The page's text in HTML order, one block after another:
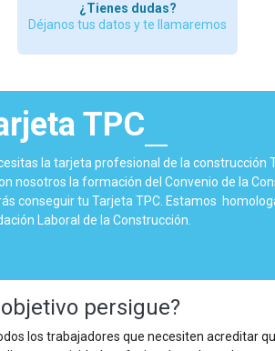
¿Tienes dudas?
Déjanos tus datos y te llamaremos
TPC
la tarjeta profesional de la construcción
nosotros la formación del Convenio de la
conseguir tu Tarjeta TPC. Estamos
Laboral de la Construcción.
persigue?
los trabajadores que necesiten acreditar